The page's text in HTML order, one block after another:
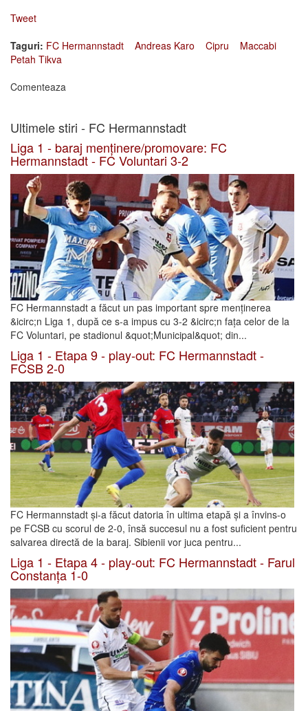
Tweet
Taguri: FC Hermannstadt Andreas Karo Cipru
Maccabi
Petah Tikva
Comenteaza
Ultimele stiri - FC Hermannstadt
Liga 1 - baraj menținere/promovare: FC
Hermannstadt - FC Voluntari 3-2
FC Hermannstadt a făcut un pas important spre menținerea
&icirc;n Liga 1, după ce s-a impus cu 3-2 &icirc;n fața celor de la
FC Voluntari, pe stadionul &quot;Municipal&quot; din...
Liga 1 - Etapa 9 - play-out: FC Hermannstadt -
FCSB 2-0
FC Hermannstadt și-a făcut datoria în ultima etapă și a învins-o
pe FCSB cu scorul de 2-0, însă succesul nu a fost suficient pentru
salvarea directă de la baraj. Sibienii vor juca pentru...
Liga 1 - Etapa 4 - play-out: FC Hermannstadt - Farul
Constanța 1-0